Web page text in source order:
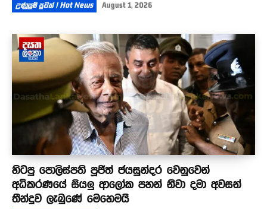
උණුසුම් පුවත් | Hot News August 1, 2026
හිටපු පොලිස්පති පූජිත් ජයසුන්දර වෙනුවෙන්
අධිකරණයේ සියලු ආලෝක පහන් නිවා දමා අවසන්
තීන්දුව ලැබුණේ මෙහෙමයි